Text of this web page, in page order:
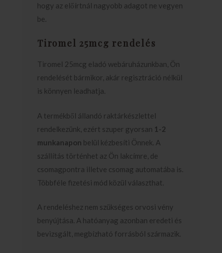
hogy az előírtnál nagyobb adagot ne vegyen
be.
Tiromel 25mcg rendelés
Tiromel 25mcg eladó webáruházunkban, Ön
rendelését bármikor, akár regisztráció nélkül
is könnyen leadhatja.
A termékből állandó raktárkészlettel
rendelkezünk, ezért szuper gyorsan 1-2
munkanapon belül kézbesíti Önnek. A
szállítás történhet az Ön lakcímre, de
csomagpontra illetve csomag automatába is.
Többféle fizetési mód közül választhat.
A rendeléshez nem szükséges orvosi vény
benyújtása. A hatóanyag azonban eredeti és
bevizsgált, megbízható forrásból származik.